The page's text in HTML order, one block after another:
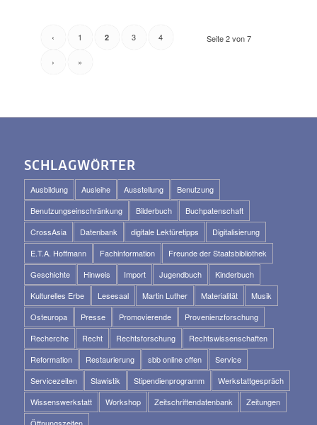
Seite 2 von 7
‹ 1 2 3 4
› »
SCHLAGWÖRTER
Ausbildung Ausleihe Ausstellung
Benutzung
Benutzungseinschränkung
Bilderbuch
Buchpatenschaft
CrossAsia
Datenbank digitale Lektüretipps
Digitalisierung
E.T.A. Hoffmann
Fachinformation
Freunde der Staatsbibliothek
Geschichte
Hinweis Import Jugendbuch
Kinderbuch
Kulturelles Erbe
Lesesaal Martin Luther Materialität
Musik
Osteuropa
Presse Promovierende
Provenienzforschung
Recherche
Recht Rechtsforschung
Rechtswissenschaften
Reformation
Restaurierung sbb online offen
Service
Servicezeiten
Slawistik Stipendienprogramm
Werkstattgespräch
Wissenswerkstatt
Workshop Zeitschriftendatenbank
Zeitungen